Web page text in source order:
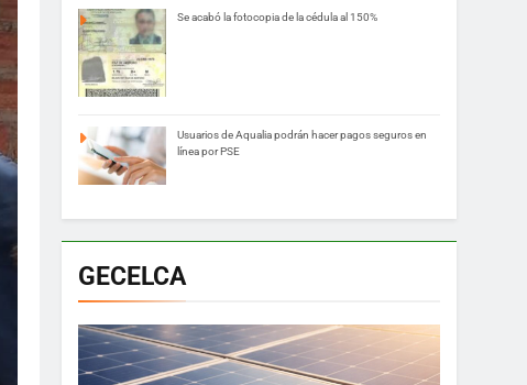
Se acabó la fotocopia de la cédula al 150%
Usuarios de Aqualia podrán hacer pagos seguros en
línea por PSE
GECELCA